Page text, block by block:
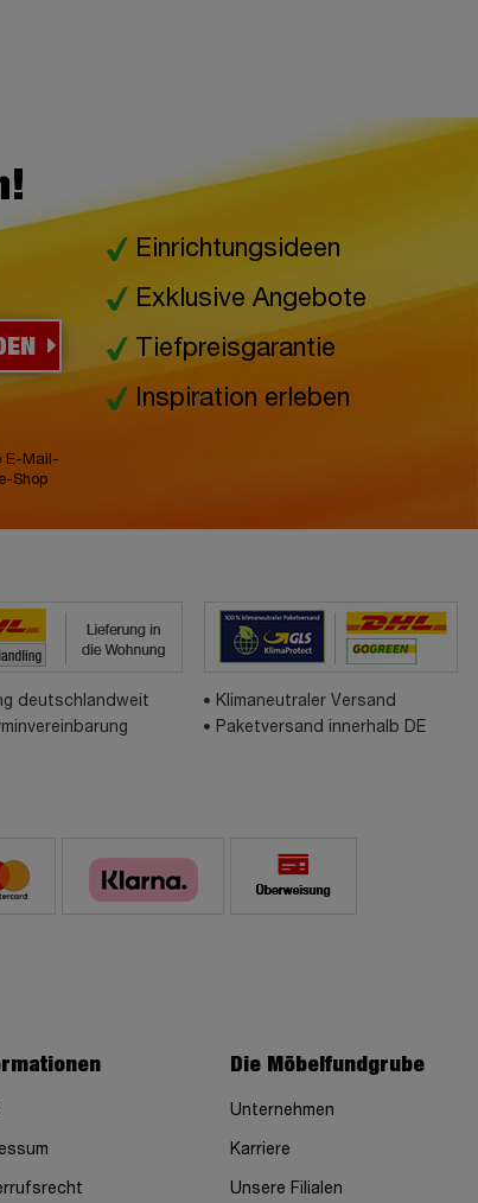
E-Mail-
Shop
Einrichtungsideen
Exklusive Angebote
Tiefpreisgarantie
Inspiration erleben
deutschlandweit
Klimaneutraler Versand
Paketversand innerhalb DE
Die Möbelfundgrube
Unternehmen
Karriere
Unsere Filialen